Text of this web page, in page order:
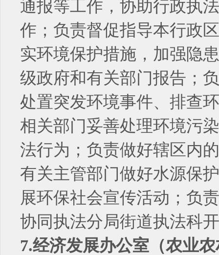
通报等工作，协助行政执
作；负责督促指导本行政
实环境保护措施，加强隐
级政府和有关部门报告；
处置突发环境事件、排查
相关部门妥善处理环境污
法行为；负责做好辖区内
有关主管部门做好水源保
展环保社会宣传活动；负
协同执法分局街道执法科
7.经济发展办公室（农业